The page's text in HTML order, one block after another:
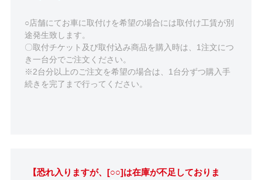
○店舗にてお車に取付けを希望の場合には取付け工賃が別
途発生致します。
〇取付チケット及び取付込み商品を購入時は、1注文につ
き一台分でご注文ください。
※2台分以上のご注文を希望の場合は、1台分ずつ購入手
続きを完了まで行ってください。
【恐れ入りますが、[○○]は在庫が不足しておりま